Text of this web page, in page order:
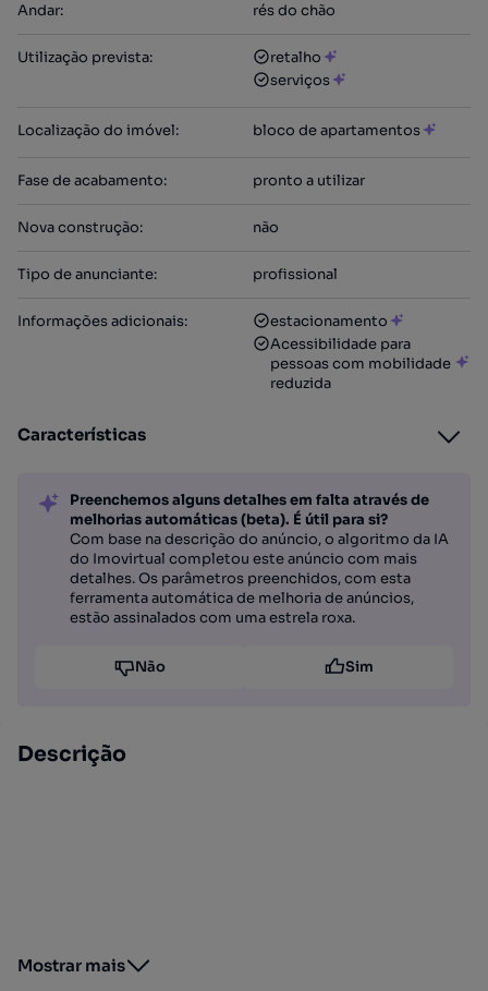
Andar: rés do chão
Utilização prevista:
retalho
serviços
Localização do imóvel: bloco de apartamentos
Fase de acabamento: pronto a utilizar
Nova construção: não
Tipo de anunciante: profissional
Informações adicionais:
estacionamento
Acessibilidade para
pessoas com mobilidade
reduzida
Características
Preenchemos alguns detalhes em falta através de
melhorias automáticas (beta). É útil para si?
Com base na descrição do anúncio, o algoritmo da IA
do Imovirtual completou este anúncio com mais
detalhes. Os parâmetros preenchidos, com esta
ferramenta automática de melhoria de anúncios,
estão assinalados com uma estrela roxa.
Não Sim
Descrição
Mostrar mais